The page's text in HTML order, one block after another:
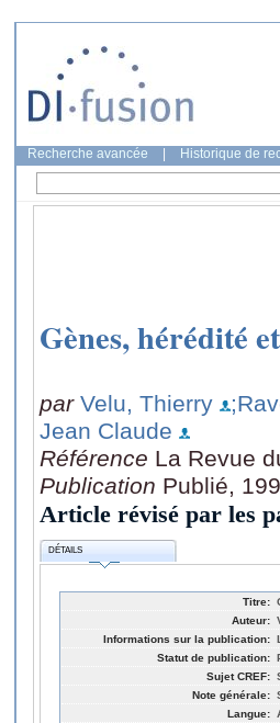
Recherche avancée Historique de
Gènes, hérédité
par Velu, Thierry
Jean Claude
Référence La Revue
Publication Publié,
Article révisé par les
DÉTAILS
Titre:
Auteur:
Informations sur la publication:
Statut de publication:
Sujet CREF:
Note générale:
Langue: